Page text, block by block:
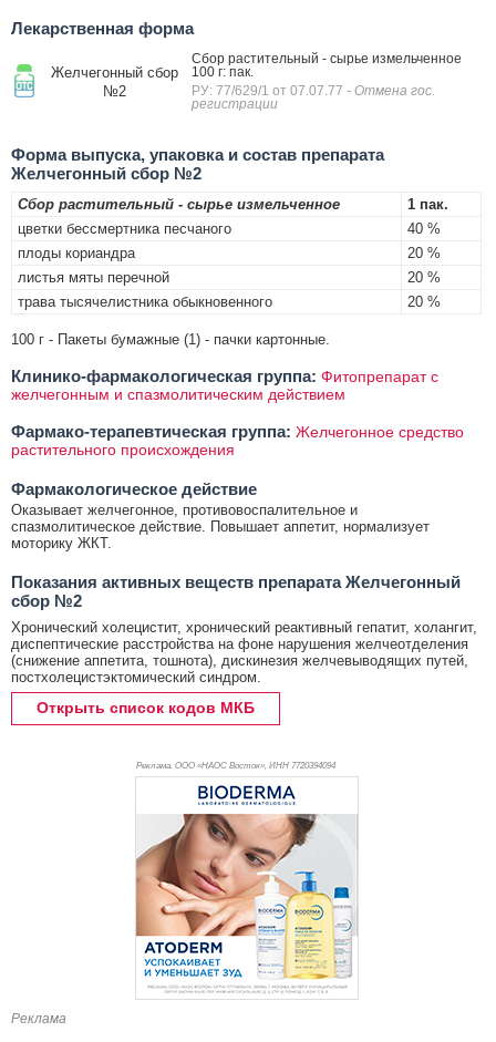
Лекарственная форма
Желчегонный сбор
№2
Сбор растительный - сырье измельченное
100 г: пак.
РУ: 77/629/1 от 07.07.77 - Отмена гос.
регистрации
Форма выпуска, упаковка и состав препарата
Желчегонный сбор №2
Сбор растительный - сырье измельченное
1 пак.
цветки бессмертника песчаного
40 %
плоды кориандра
20 %
листья мяты перечной
20 %
трава тысячелистника обыкновенного
20 %
100 г - Пакеты бумажные (1) - пачки картонные.
Клинико-фармакологическая группа: Фитопрепарат с
желчегонным и спазмолитическим действием
Фармако-терапевтическая группа: Желчегонное средство
растительного происхождения
Фармакологическое действие
Оказывает желчегонное, противовоспалительное и
спазмолитическое действие. Повышает аппетит, нормализует
моторику ЖКТ.
Показания активных веществ препарата Желчегонный
сбор №2
Хронический холецистит, хронический реактивный гепатит, холангит,
диспептические расстройства на фоне нарушения желчеотделения
(снижение аппетита, тошнота), дискинезия желчевыводящих путей,
постхолецистэктомический синдром.
Открыть список кодов МКБ
Реклама. ООО «НАОС Восток», ИНН 7720394094
Реклама